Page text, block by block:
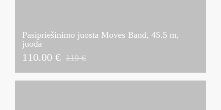
Pasipriešinimo juosta Moves Band, 45.5 m,
juoda
110.00 € 119 €